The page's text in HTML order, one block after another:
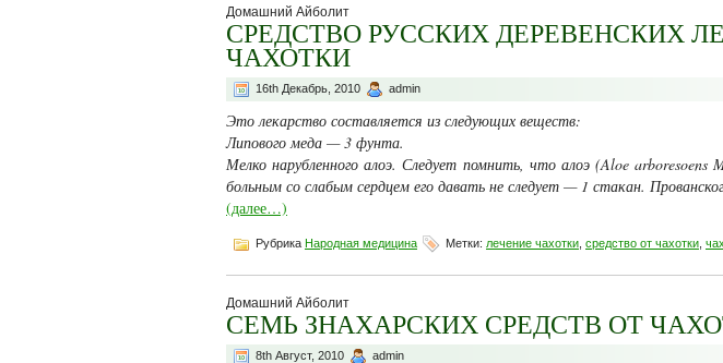
Домашний Айболит
СРЕДСТВО РУССКИХ ДЕРЕВЕНСКИХ
ЧАХОТКИ
16th Декабрь, 2010 admin
Это лекарство составляется из следующих веществ:
Липового меда — 3 фунта.
Мелко нарубленного алоэ. Следует помнить, что алоэ (Aloe
больным со слабым сердцем его давать не следует — 1 стакан.
(далее…)
Рубрика Народная медицина Метки: лечение чахотки средство от чахотки
Домашний Айболит
СЕМЬ ЗНАХАРСКИХ СРЕДСТВ ОТ
8th Август, 2010 admin